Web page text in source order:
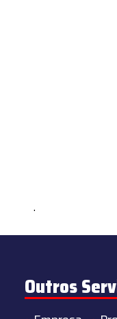
implements Countable
Outros